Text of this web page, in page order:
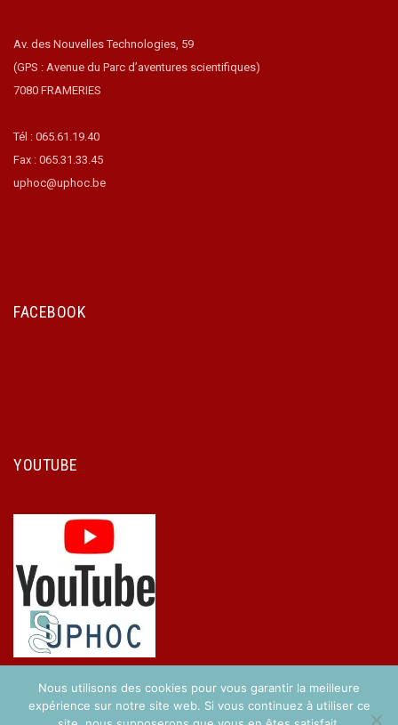
Av. des Nouvelles Technologies, 59
(GPS : Avenue du Parc d’aventures scientifiques)
7080 FRAMERIES
Tél : 065.61.19.40
Fax : 065.31.33.45
uphoc@uphoc.be
FACEBOOK
YOUTUBE
Nous utilisons des cookies pour vous garantir la meilleure
expérience sur notre site web. Si vous continuez à utiliser ce